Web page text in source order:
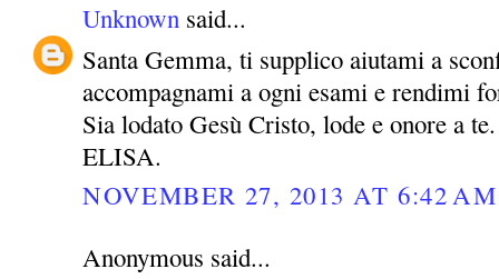
Unknown said...
Santa Gemma, ti supplico aiutami a
accompagnami a ogni esami e rendimi
Sia lodato Gesù Cristo, lode e onore a te.
ELISA.
NOVEMBER 27, 2013 AT 6:42 AM
Anonymous said...